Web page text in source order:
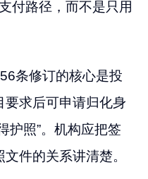
付路径，而不是只用
条修订的核心是投
要求后可申请归化身
护照”。机构应把签
件的关系讲清楚。